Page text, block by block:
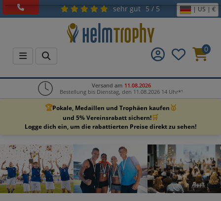
sehr gut 5 / 5 | US | €
0
Versand am 11.08.2026
Bestellung bis Dienstag, den 11.08.2026 14 Uhr*¹
🏆Pokale, Medaillen und Trophäen kaufen🥇
und 5% Vereinsrabatt sichern!🛒
Logge dich ein, um die rabattierten Preise direkt zu sehen!